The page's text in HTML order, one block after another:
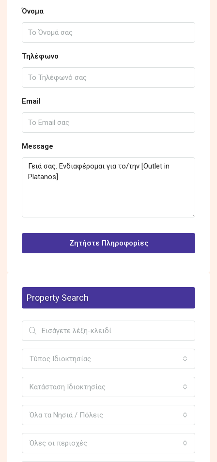
Όνομα
Τηλέφωνο
Email
Message
Ζητήστε Πληροφορίες
Property Search
Τύπος Ιδιοκτησίας
Κατάσταση Ιδιοκτησίας
Όλα τα Νησιά / Πόλεις
Όλες οι περιοχές